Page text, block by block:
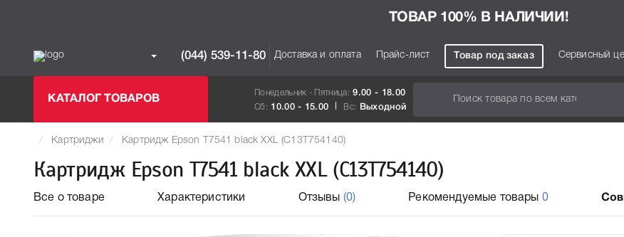
ТОВАР 100% В НАЛИЧИИ!
(044) 539-11-80 Доставка и оплата Прайс-лист Товар под заказ Сервисный
КАТАЛОГ ТОВАРОВ
Понедельник - Пятница: 9.00 - 18.00
Сб: 10.00 - 15.00 Вс: Выходной
Картриджи Картридж Epson T7541 black XXL (C13T754140)
Картридж Epson T7541 black XXL (C13T754140)
Все о товаре Характеристики Отзывы (0) Рекомендуемые товары 0